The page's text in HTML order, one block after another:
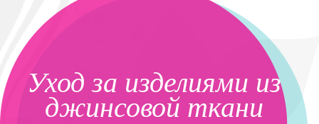
Уход за изделиями из
джинсовой ткани